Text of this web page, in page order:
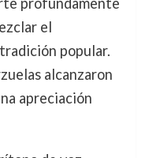
el
popular.
alcanzaron
apreciación